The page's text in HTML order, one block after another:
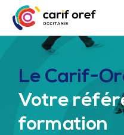
Le Carif-
Votre
formation